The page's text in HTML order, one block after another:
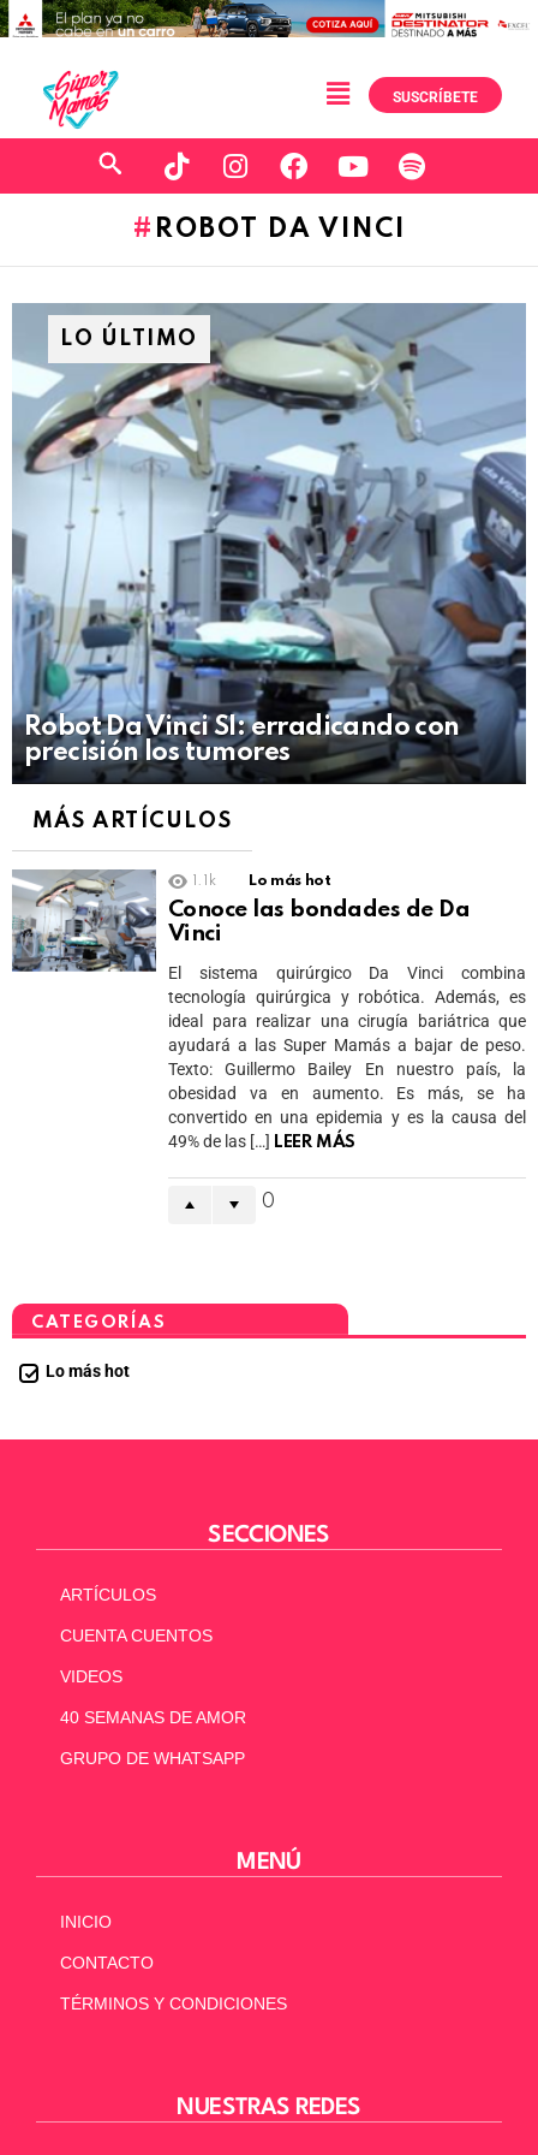
SUSCRÍBETE
ROBOT DA VINCI
LO ÚLTIMO
Robot Da Vinci SI: erradicando con
precisión los tumores
MÁS ARTÍCULOS
1.1k Lo más hot
Conoce las bondades de Da
Vinci
El sistema quirúrgico Da Vinci combina
tecnología quirúrgica y robótica. Además, es
ideal para realizar una cirugía bariátrica que
ayudará a las Super Mamás a bajar de peso.
Texto: Guillermo Bailey En nuestro país, la
obesidad va en aumento. Es más, se ha
convertido en una epidemia y es la causa del
49% de las […] LEER MÁS
0
CATEGORÍAS
Lo más hot
SECCIONES
ARTÍCULOS
CUENTA CUENTOS
VIDEOS
40 SEMANAS DE AMOR
GRUPO DE WHATSAPP
MENÚ
INICIO
CONTACTO
TÉRMINOS Y CONDICIONES
NUESTRAS REDES